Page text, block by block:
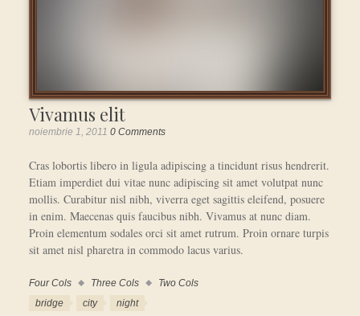
Vivamus elit
noiembrie 1, 2011 0 Comments
Cras lobortis libero in ligula adipiscing a tincidunt risus hendrerit.
Etiam imperdiet dui vitae nunc adipiscing sit amet volutpat nunc
mollis. Curabitur nisl nibh, viverra eget sagittis eleifend, posuere
in enim. Maecenas quis faucibus nibh. Vivamus at nunc diam.
Proin elementum sodales orci sit amet rutrum. Proin ornare turpis
sit amet nisl pharetra in commodo lacus varius.
Work
Categories
Four Cols Three Cols Two Cols
Work
bridge city night